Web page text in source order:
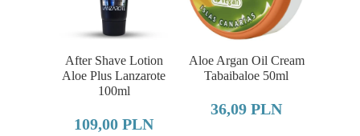
After Shave Lotion
Aloe Plus Lanzarote
100ml
109,00 PLN
Aloe Argan Oil Cream
Tabaibaloe 50ml
36,09 PLN